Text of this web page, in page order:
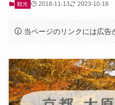
観光 2018-11-13 2023-10-16
当ページのリンクには広告